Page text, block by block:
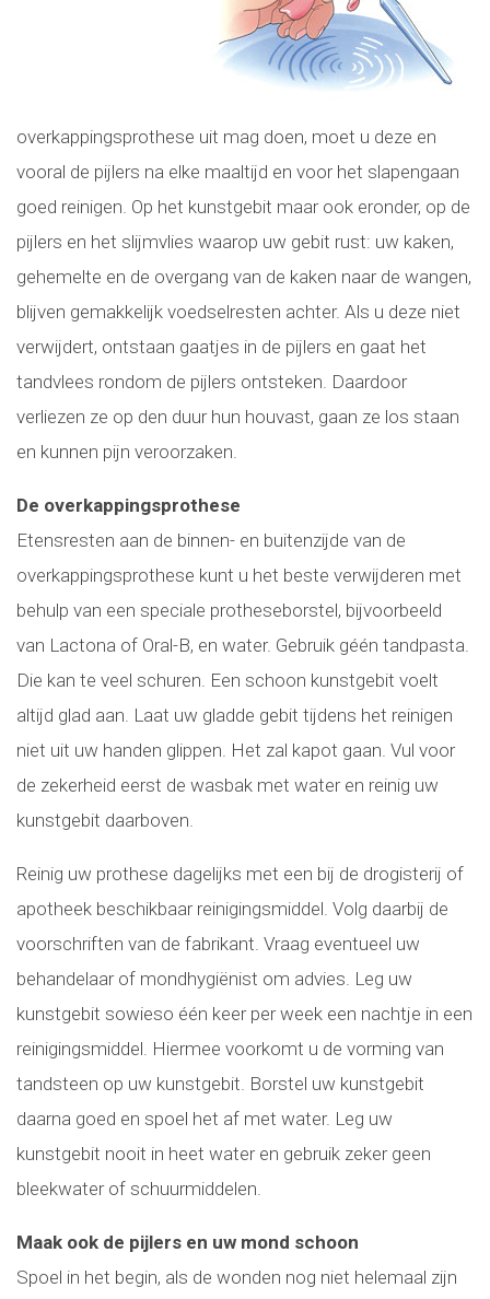
overkappingsprothese uit mag doen, moet u deze en
vooral de pijlers na elke maaltijd en voor het slapengaan
goed reinigen. Op het kunstgebit maar ook eronder, op de
pijlers en het slijmvlies waarop uw gebit rust: uw kaken,
gehemelte en de overgang van de kaken naar de wangen,
blijven gemakkelijk voedselresten achter. Als u deze niet
verwijdert, ontstaan gaatjes in de pijlers en gaat het
tandvlees rondom de pijlers ontsteken. Daardoor
verliezen ze op den duur hun houvast, gaan ze los staan
en kunnen pijn veroorzaken.
De overkappingsprothese
Etensresten aan de binnen- en buitenzijde van de
overkappingsprothese kunt u het beste verwijderen met
behulp van een speciale protheseborstel, bijvoorbeeld
van Lactona of Oral-B, en water. Gebruik géén tandpasta.
Die kan te veel schuren. Een schoon kunstgebit voelt
altijd glad aan. Laat uw gladde gebit tijdens het reinigen
niet uit uw handen glippen. Het zal kapot gaan. Vul voor
de zekerheid eerst de wasbak met water en reinig uw
kunstgebit daarboven.
Reinig uw prothese dagelijks met een bij de drogisterij of
apotheek beschikbaar reinigingsmiddel. Volg daarbij de
voorschriften van de fabrikant. Vraag eventueel uw
behandelaar of mondhygiënist om advies. Leg uw
kunstgebit sowieso één keer per week een nachtje in een
reinigingsmiddel. Hiermee voorkomt u de vorming van
tandsteen op uw kunstgebit. Borstel uw kunstgebit
daarna goed en spoel het af met water. Leg uw
kunstgebit nooit in heet water en gebruik zeker geen
bleekwater of schuurmiddelen.
Maak ook de pijlers en uw mond schoon
Spoel in het begin, als de wonden nog niet helemaal zijn